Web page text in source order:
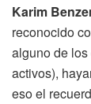
Karim
reconocido
alguno de
activos),
eso el